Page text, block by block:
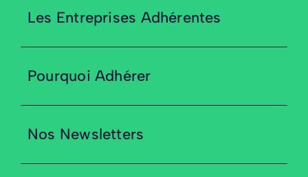
Les Entreprises Adhérentes
Pourquoi Adhérer
Nos Newsletters